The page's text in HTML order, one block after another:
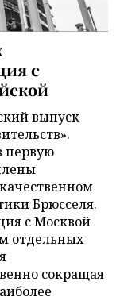
с
выпуск
первую
Брюсселя.
с Москвой
отдельных
сокращая